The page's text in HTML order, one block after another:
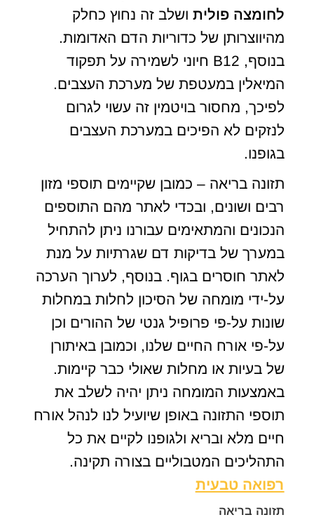
לחומצה פולית ושלב זה נחוץ כחלק
מהיווצרותן של כדוריות הדם האדומות.
בנוסף, B12 חיוני לשמירה על תפקוד
המיאלין במעטפת של מערכת העצבים.
לפיכך, מחסור בויטמין זה עשוי לגרום
לנזקים לא הפיכים במערכת העצבים
בגופנו.
תזונה בריאה – כמובן שקיימים תוספי מזון
רבים ושונים, ובכדי לאתר מהם התוספים
הנכונים והמתאימים עבורנו ניתן להתחיל
במערך של בדיקות דם שגרתיות על מנת
לאתר חוסרים בגוף. בנוסף, לערוך הערכה
על-ידי מומחה של הסיכון לחלות במחלות
שונות על-פי פרופיל גנטי של ההורים וכן
על-פי אורח החיים שלנו, וכמובן באיתורן
של בעיות או מחלות שאולי כבר קיימות.
באמצעות המומחה ניתן יהיה לשלב את
תוספי התזונה באופן שיועיל לנו לנהל אורח
חיים מלא ובריא ולגופנו לקיים את כל
התהליכים המטבוליים בצורה תקינה.
רפואה טבעית
תזונה בריאה